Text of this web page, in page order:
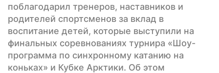
поблагодарил тренеров, наставников и
родителей спортсменов за вклад в
воспитание детей, которые выступили на
финальных соревнованиях турнира «Шоу-
программа по синхронному катанию на
коньках» и Кубке Арктики. Об этом